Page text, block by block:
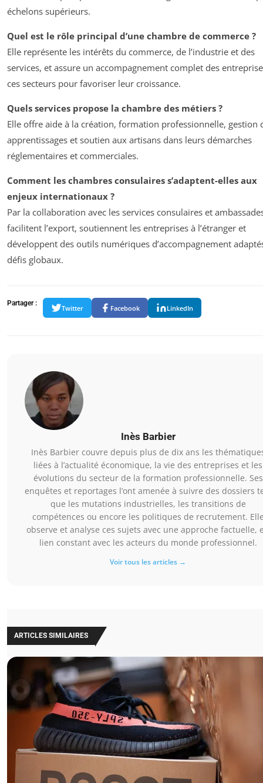
échelons supérieurs.
Quel est le rôle principal d’une chambre de commerce ?
Elle représente les intérêts du commerce, de l’industrie et des
services, et assure un accompagnement complet des
ces secteurs pour favoriser leur croissance.
Quels services propose la chambre des métiers ?
Elle offre aide à la création, formation professionnelle, gestion
apprentissages et soutien aux artisans dans leurs démarches
réglementaires et commerciales.
Comment les chambres consulaires s’adaptent-elles aux
enjeux internationaux ?
Par la collaboration avec les services consulaires et
facilitent l’export, soutiennent les entreprises à l’étranger et
développent des outils numériques d’accompagnement
défis globaux.
Partager :
Twitter Facebook LinkedIn
Inès Barbier
Inès Barbier couvre depuis plus de dix ans les
liées à l’actualité économique, la vie des entreprises et les
évolutions du secteur de la formation professionnelle. Ses
enquêtes et reportages l’ont amenée à suivre des dossiers
que les mutations industrielles, les transitions de
compétences ou encore les politiques de recrutement.
observe et analyse ces sujets avec une approche factuelle,
lien constant avec les acteurs du monde professionnel.
Voir tous les articles →
ARTICLES SIMILAIRES